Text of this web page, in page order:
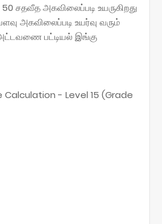
50 சதவீத அகவிலைப்படி உயருகிறது
அகவிலைப்படி உயர்வு வரும்
பட்டியல் இங்கு
Calculation - Level 15 (Grade